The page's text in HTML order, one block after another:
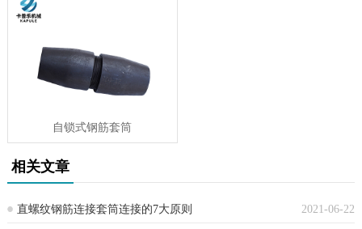
自锁式钢筋套筒
相关文章
2021-06-22
直螺纹钢筋连接套筒连接的7大原则